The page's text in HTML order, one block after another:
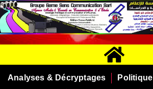
Analyses & Décryptages
Politique